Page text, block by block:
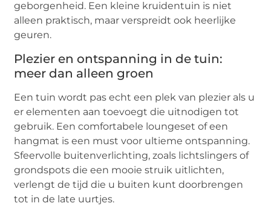
geborgenheid. Een kleine kruidentuin is niet
alleen praktisch, maar verspreidt ook heerlijke
geuren.
Plezier en ontspanning in de tuin:
meer dan alleen groen
Een tuin wordt pas echt een plek van plezier als u
er elementen aan toevoegt die uitnodigen tot
gebruik. Een comfortabele loungeset of een
hangmat is een must voor ultieme ontspanning.
Sfeervolle buitenverlichting, zoals lichtslingers of
grondspots die een mooie struik uitlichten,
verlengt de tijd die u buiten kunt doorbrengen
tot in de late uurtjes.